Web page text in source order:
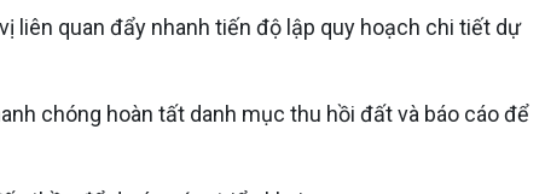
liên quan đẩy nhanh tiến độ lập quy hoạch chi tiết dự
chóng hoàn tất danh mục thu hồi đất và báo cáo để